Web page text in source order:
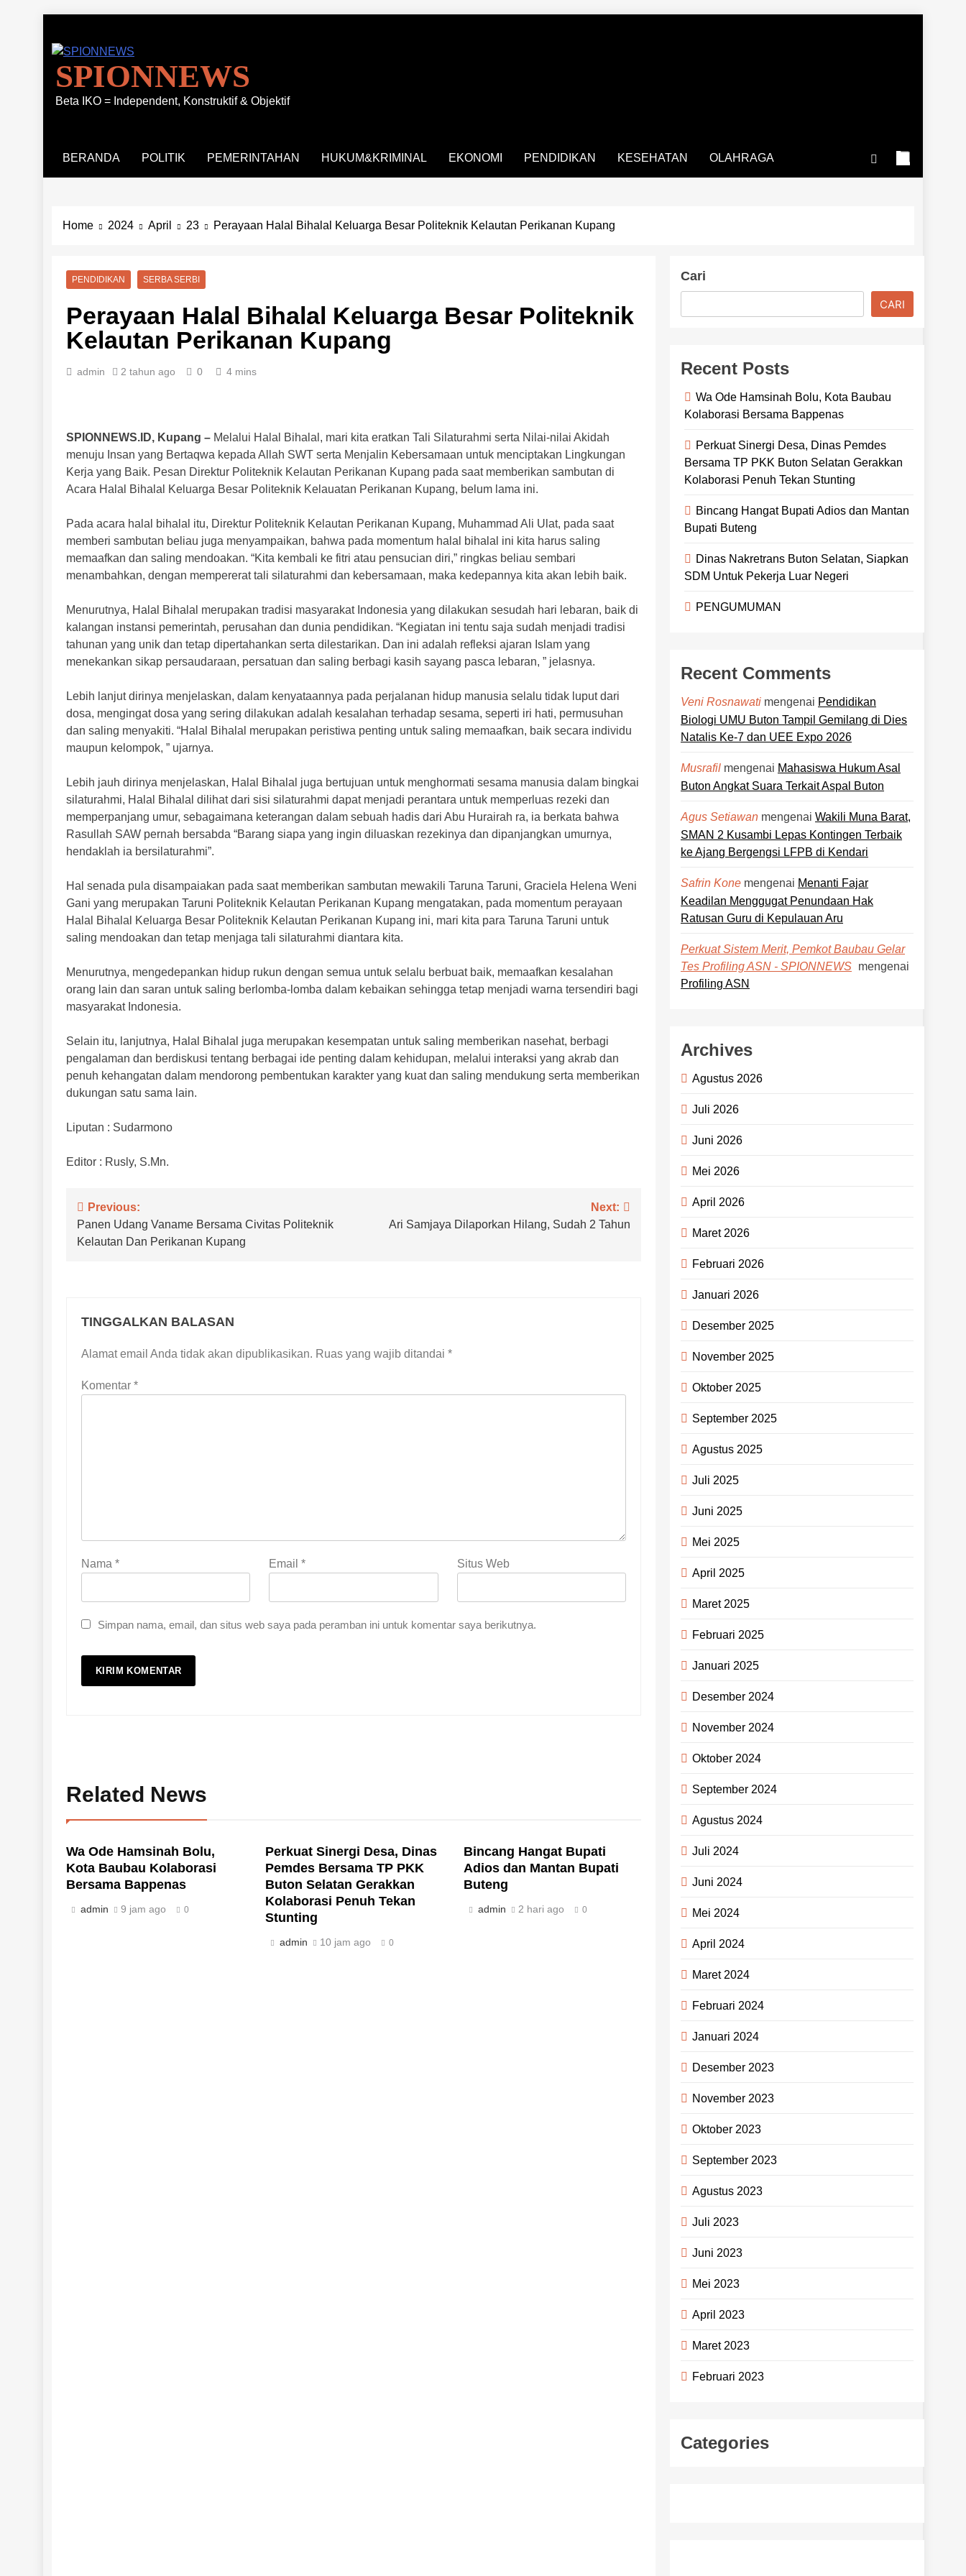
content
SPIONNEWS
Beta IKO = Independent, Konstruktif & Objektif
BERANDA POLITIK PEMERINTAHAN HUKUM&KRIMINAL EKONOMI PENDIDIKAN KESEHATAN OLAHRAGA
Home 2024 April 23 Perayaan Halal Bihalal Keluarga Besar Politeknik Kelautan Perikanan Kupang
PENDIDIKAN SERBA SERBI
Perayaan Halal Bihalal Keluarga Besar Politeknik
Kelautan Perikanan Kupang
admin 2 tahun ago 0 4 mins
SPIONNEWS.ID, Kupang – Melalui Halal Bihalal, mari kita eratkan Tali Silaturahmi serta Nilai-nilai Akidah
menuju Insan yang Bertaqwa kepada Allah SWT serta Menjalin Kebersamaan untuk menciptakan Lingkungan
Kerja yang Baik. Pesan Direktur Politeknik Kelautan Perikanan Kupang pada saat memberikan sambutan di
Acara Halal Bihalal Keluarga Besar Politeknik Kelauatan Perikanan Kupang, belum lama ini.
Pada acara halal bihalal itu, Direktur Politeknik Kelautan Perikanan Kupang, Muhammad Ali Ulat, pada saat
memberi sambutan beliau juga menyampaikan, bahwa pada momentum halal bihalal ini kita harus saling
memaafkan dan saling mendoakan. “Kita kembali ke fitri atau pensucian diri,” ringkas beliau sembari
menambahkan, dengan mempererat tali silaturahmi dan kebersamaan, maka kedepannya kita akan lebih baik.
Menurutnya, Halal Bihalal merupakan tradisi masyarakat Indonesia yang dilakukan sesudah hari lebaran, baik di
kalangan instansi pemerintah, perusahan dan dunia pendidikan. “Kegiatan ini tentu saja sudah menjadi tradisi
tahunan yang unik dan tetap dipertahankan serta dilestarikan. Dan ini adalah refleksi ajaran Islam yang
menekankan sikap persaudaraan, persatuan dan saling berbagi kasih sayang pasca lebaran, ” jelasnya.
Lebih lanjut dirinya menjelaskan, dalam kenyataannya pada perjalanan hidup manusia selalu tidak luput dari
dosa, mengingat dosa yang sering dilakukan adalah kesalahan terhadap sesama, seperti iri hati, permusuhan
dan saling menyakiti. “Halal Bihalal merupakan peristiwa penting untuk saling memaafkan, baik secara individu
maupun kelompok, ” ujarnya.
Lebih jauh dirinya menjelaskan, Halal Bihalal juga bertujuan untuk menghormati sesama manusia dalam bingkai
silaturahmi, Halal Bihalal dilihat dari sisi silaturahmi dapat menjadi perantara untuk memperluas rezeki dan
memperpanjang umur, sebagaimana keterangan dalam sebuah hadis dari Abu Hurairah ra, ia berkata bahwa
Rasullah SAW pernah bersabda “Barang siapa yang ingin diluaskan rezekinya dan dipanjangkan umurnya,
hendaklah ia bersilaturahmi”.
Hal senada pula disampaiakan pada saat memberikan sambutan mewakili Taruna Taruni, Graciela Helena Weni
Gani yang merupakan Taruni Politeknik Kelautan Perikanan Kupang mengatakan, pada momentum perayaan
Halal Bihalal Keluarga Besar Politeknik Kelautan Perikanan Kupang ini, mari kita para Taruna Taruni untuk
saling mendoakan dan tetap menjaga tali silaturahmi diantara kita.
Menurutnya, mengedepankan hidup rukun dengan semua untuk selalu berbuat baik, memaafkan kesalahan
orang lain dan saran untuk saling berlomba-lomba dalam kebaikan sehingga tetap menjadi warna tersendiri bagi
masyarakat Indonesia.
Selain itu, lanjutnya, Halal Bihalal juga merupakan kesempatan untuk saling memberikan nasehat, berbagi
pengalaman dan berdiskusi tentang berbagai ide penting dalam kehidupan, melalui interaksi yang akrab dan
penuh kehangatan dalam mendorong pembentukan karakter yang kuat dan saling mendukung serta memberikan
dukungan satu sama lain.
Liputan : Sudarmono
Editor : Rusly, S.Mn.
Navigasi
pos
Previous:
Panen Udang Vaname Bersama Civitas Politeknik
Kelautan Dan Perikanan Kupang
Next:
Ari Samjaya Dilaporkan Hilang, Sudah 2 Tahun
TINGGALKAN BALASAN
Alamat email Anda tidak akan dipublikasikan. Ruas yang wajib ditandai *
Komentar *
Nama * Email* Situs Web
Simpan nama, email, dan situs web saya pada peramban ini untuk komentar saya berikutnya.
Related News
Wa Ode Hamsinah Bolu,
Kota Baubau Kolaborasi
Bersama Bappenas
admin 9 jam ago 0
Perkuat Sinergi Desa, Dinas
Pemdes Bersama TP PKK
Buton Selatan Gerakkan
Kolaborasi Penuh Tekan
Stunting
admin 10 jam ago 0
Bincang Hangat Bupati
Adios dan Mantan Bupati
Buteng
admin 2 hari ago 0
Cari
CARI
Recent Posts
Wa Ode Hamsinah Bolu, Kota Baubau
Kolaborasi Bersama Bappenas
Perkuat Sinergi Desa, Dinas Pemdes
Bersama TP PKK Buton Selatan Gerakkan
Kolaborasi Penuh Tekan Stunting
Bincang Hangat Bupati Adios dan Mantan
Bupati Buteng
Dinas Nakretrans Buton Selatan, Siapkan
SDM Untuk Pekerja Luar Negeri
PENGUMUMAN
Recent Comments
Veni Rosnawati mengenai Pendidikan
Biologi UMU Buton Tampil Gemilang di Dies
Natalis Ke-7 dan UEE Expo 2026
Musrafil mengenai Mahasiswa Hukum Asal
Buton Angkat Suara Terkait Aspal Buton
Agus Setiawan mengenai Wakili Muna Barat,
SMAN 2 Kusambi Lepas Kontingen Terbaik
ke Ajang Bergengsi LFPB di Kendari
Safrin Kone mengenai Menanti Fajar
Keadilan Menggugat Penundaan Hak
Ratusan Guru di Kepulauan Aru
Perkuat Sistem Merit, Pemkot Baubau Gelar
Tes Profiling ASN - SPIONNEWS mengenai
Profiling ASN
Archives
Agustus 2026
Juli 2026
Juni 2026
Mei 2026
April 2026
Maret 2026
Februari 2026
Januari 2026
Desember 2025
November 2025
Oktober 2025
September 2025
Agustus 2025
Juli 2025
Juni 2025
Mei 2025
April 2025
Maret 2025
Februari 2025
Januari 2025
Desember 2024
November 2024
Oktober 2024
September 2024
Agustus 2024
Juli 2024
Juni 2024
Mei 2024
April 2024
Maret 2024
Februari 2024
Januari 2024
Desember 2023
November 2023
Oktober 2023
September 2023
Agustus 2023
Juli 2023
Juni 2023
Mei 2023
April 2023
Maret 2023
Februari 2023
Categories